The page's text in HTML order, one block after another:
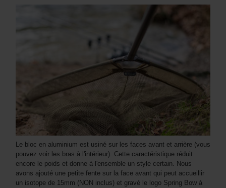
Le bloc en aluminium est usiné sur les faces avant et arrière (vous
pouvez voir les bras à l'intérieur). Cette caractéristique réduit
encore le poids et donne à l'ensemble un style certain. Nous
avons ajouté une petite fente sur la face avant qui peut accueillir
un isotope de 15mm (NON inclus) et gravé le logo Spring Bow à